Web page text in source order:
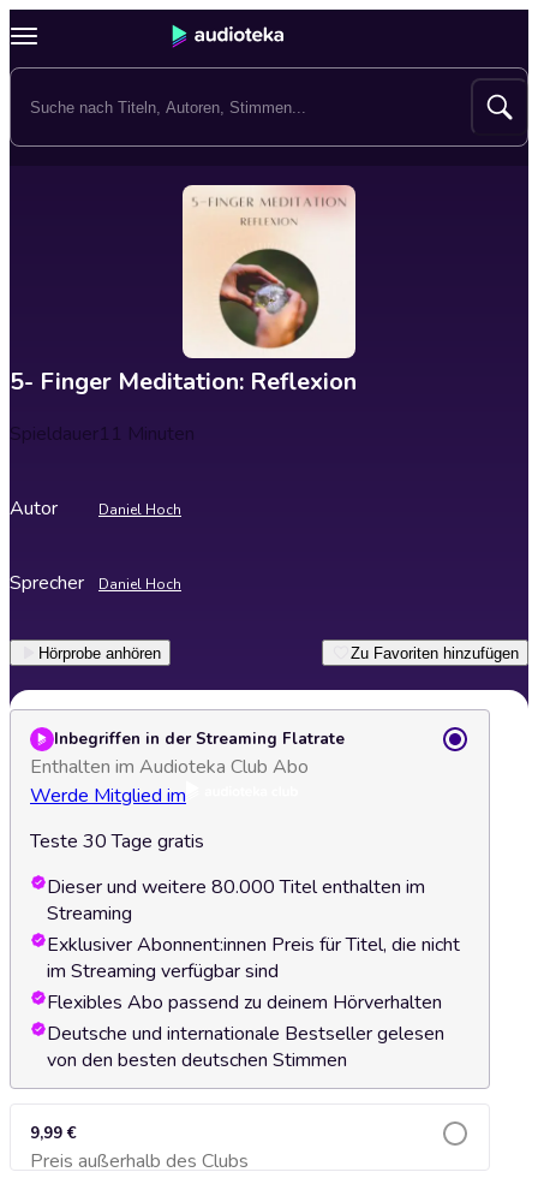
5- Finger Meditation: Reflexion
Spieldauer11 Minuten
Autor Daniel Hoch
Sprecher Daniel Hoch
Hörprobe anhören Zu Favoriten hinzufügen
Inbegriffen in der Streaming Flatrate
Enthalten im Audioteka Club Abo
Werde Mitglied im
Teste 30 Tage gratis
Dieser und weitere 80.000 Titel enthalten im
Streaming
Exklusiver Abonnent:innen Preis für Titel, die nicht
im Streaming verfügbar sind
Flexibles Abo passend zu deinem Hörverhalten
Deutsche und internationale Bestseller gelesen
von den besten deutschen Stimmen
9,99 €
Preis außerhalb des ClubsZum Warenkorb hinzufügen